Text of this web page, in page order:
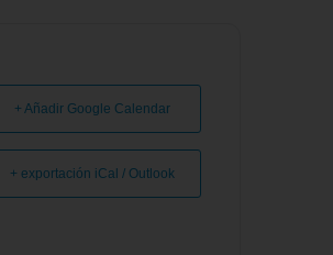
+ Añadir Google Calendar
+ exportación iCal / Outlook